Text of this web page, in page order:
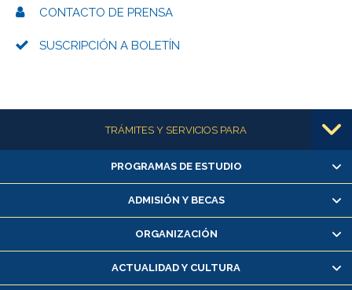
CONTACTO DE PRENSA
SUSCRIPCIÓN A BOLETÍN
Más informaciónTRÁMITES Y SERVICIOS PARA
Alumnas/os y exalumnas/os
Matrícula en línea
Inscripción y cambio de asignaturas
Consulta y certificado de notas
Servicio médico y dental
PROGRAMAS DE ESTUDIO
ADMISIÓN Y BECAS
ORGANIZACIÓN
ACTUALIDAD Y CULTURA